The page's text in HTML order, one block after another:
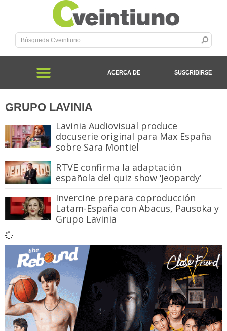
ACERCA DE SUSCRIBIRSE
GRUPO LAVINIA
Lavinia Audiovisual produce
docuserie original para Max España
sobre Sara Montiel
RTVE confirma la adaptación
española del quiz show ‘Jeopardy’
Invercine prepara coproducción
Latam-España con Abacus, Pausoka y
Grupo Lavinia